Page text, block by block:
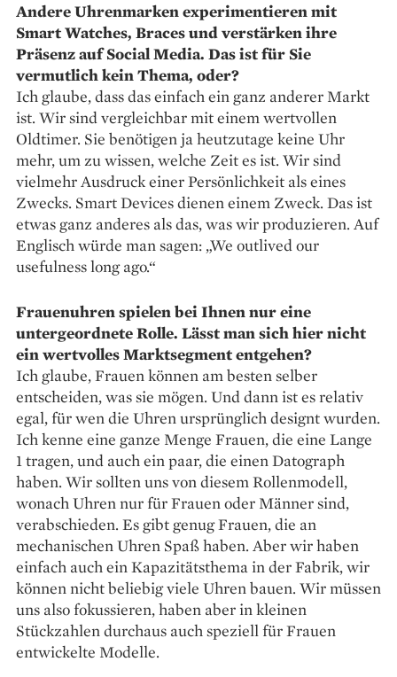
Andere Uhrenmarken experimentieren mit
Smart Watches, Braces und verstärken ihre
Präsenz auf Social Media. Das ist für Sie
vermutlich kein Thema, oder?
Ich glaube, dass das einfach ein ganz anderer Markt
ist. Wir sind vergleichbar mit einem wertvollen
Oldtimer. Sie benötigen ja heutzutage keine Uhr
mehr, um zu wissen, welche Zeit es ist. Wir sind
vielmehr Ausdruck einer Persönlichkeit als eines
Zwecks. Smart Devices dienen einem Zweck. Das ist
etwas ganz anderes als das, was wir produzieren. Auf
Englisch würde man sagen: „We outlived our
usefulness long ago.“
Frauenuhren spielen bei Ihnen nur eine
untergeordnete Rolle. Lässt man sich hier nicht
ein wertvolles Marktsegment ent­gehen?
Ich glaube, Frauen können am besten selber
entscheiden, was sie mögen. Und dann ist es relativ
egal, für wen die Uhren ursprünglich designt wurden.
Ich kenne eine ganze Menge Frauen, die eine Lange
1 tragen, und auch ein paar, die einen Datograph
haben. Wir sollten uns von diesem Rollenmodell,
wonach Uhren nur für Frauen oder Männer sind,
verabschieden. Es gibt genug Frauen, die an
mechanischen Uhren Spaß haben. Aber wir haben
einfach auch ein Kapazitätsthema in der Fabrik, wir
können nicht beliebig viele Uhren bauen. Wir müssen
uns also fokussieren, haben aber in kleinen
Stückzahlen durchaus auch speziell für Frauen
entwickelte Modelle.